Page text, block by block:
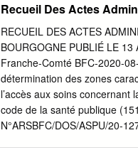
1 500 € C/7133-OS + 1 500 €
NOUVELLE COMMUNAUTE
LANGRES » Vu l’arrêté
départemental de
le périmètre de la
Communautés de
avoir rappelé le travail
nouvelle communauté de
Recueil Des Actes
RECUEIL DES ACTES
BOURGOGNE PUBLIÉ LE
Franche-Comté BFC-2020-
détermination des zones
l’accès aux soins concernant
code de la santé publique
N°ARSBFC/DOS/ASPU/20-